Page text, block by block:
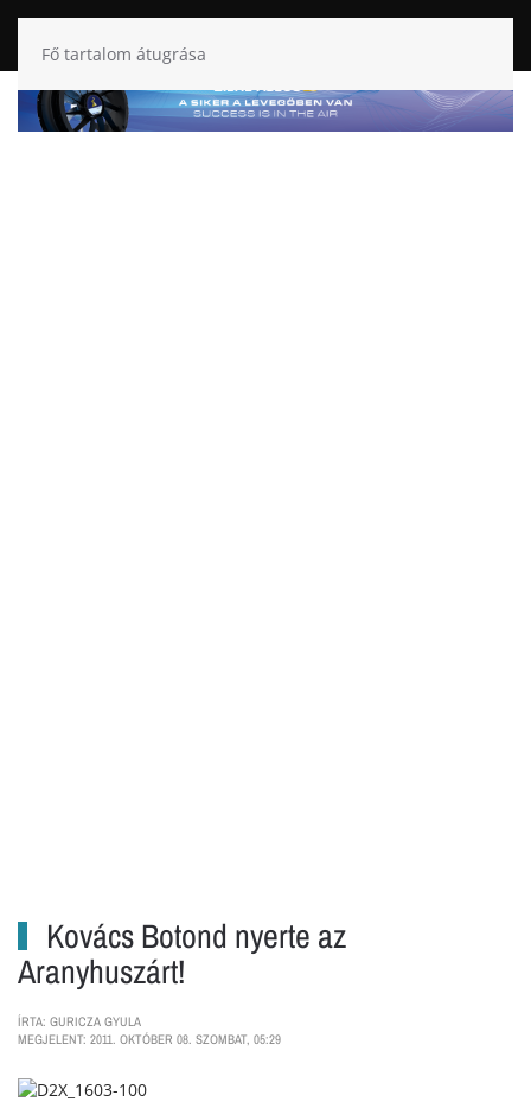
Fő tartalom átugrása
Kovács Botond nyerte az
Aranyhuszárt!
ÍRTA: GURICZA GYULA
MEGJELENT: 2011. OKTÓBER 08. SZOMBAT, 05:29